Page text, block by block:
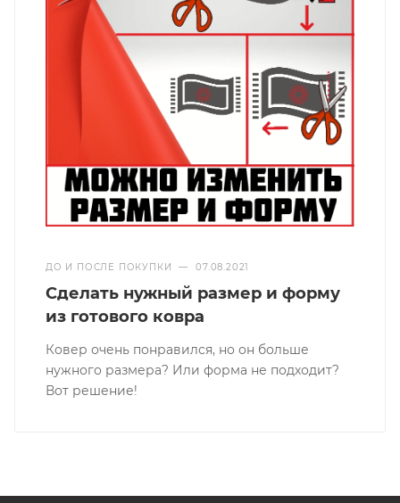
ДО И ПОСЛЕ ПОКУПКИ — 07.08.2021
Сделать нужный размер и форму
из готового ковра
Ковер очень понравился, но он больше
нужного размера? Или форма не подходит?
Вот решение!